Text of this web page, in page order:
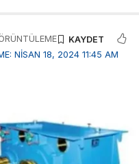
NISAN 18, 2024 11:45 AM